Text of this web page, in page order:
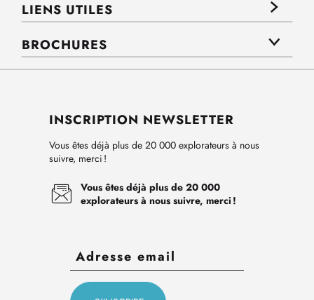
LIENS UTILES
BROCHURES
INSCRIPTION NEWSLETTER
Vous êtes déjà plus de 20 000 explorateurs à nous
suivre, merci !
Vous êtes déjà plus de 20 000
explorateurs à nous suivre, merci !